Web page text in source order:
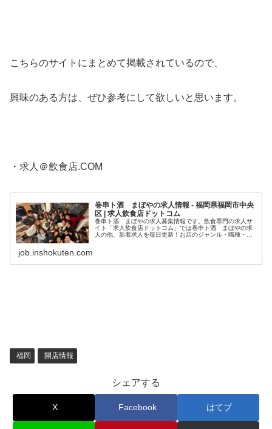
こちらのサイトにまとめて掲載されているので、
興味のある方は、ぜひ参考にして欲しいと思います。
・求人＠飲食店.COM
巻串ト酒 まぼやの求人情報 - 福岡県福岡市中央
区 | 求人飲食店ドットコム
巻串ト酒 まぼやの求人募集情報です。飲食専門の求人サ
イト「求人飲食店ドットコム」では巻串ト酒 まぼやの求
人の他、新着求人を毎日更新！お店のジャンル・職種・身
job.inshokuten.com
福岡 開店情報
シェアする
X Facebook はてブ